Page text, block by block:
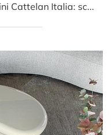
Complementi accessori e tavolini Cattelan Italia: scopri come impreziosire i tuoi spazi moderni con il modello Standard.